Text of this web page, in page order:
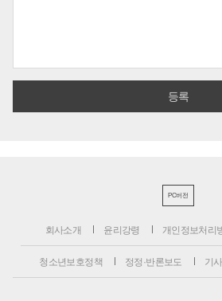
PC버전
회사소개 윤리강령 개인정보처리
청소년보호정책 정정·반론보도 기